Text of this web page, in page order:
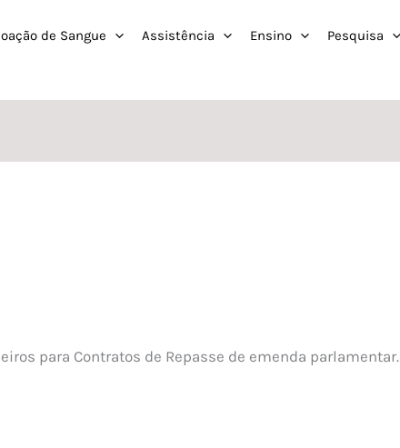
de Sangue Assistência Ensino Pesquisa
para Contratos de Repasse de emenda parlamentar.